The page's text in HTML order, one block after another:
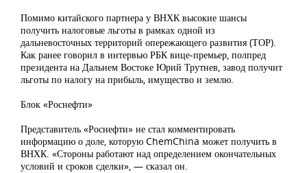
Помимо китайского партнера у ВНХК высокие шансы
получить налоговые льготы в рамках одной из
дальневосточных территорий опережающего развития (ТОР).
Как ранее говорил в интервью РБК вице-премьер, полпред
президента на Дальнем Востоке Юрий Трутнев, завод получит
льготы по налогу на прибыль, имущество и землю.
Блок «Роснефти»
Представитель «Роснефти» не стал комментировать
информацию о доле, которую ChemChina может получить в
ВНХК. «Стороны работают над определением окончательных
условий и сроков сделки», — сказал он.